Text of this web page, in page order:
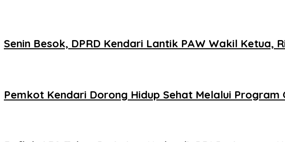
Senin Besok, DPRD Kendari Lantik PAW Wakil Ketua,
Pemkot Kendari Dorong Hidup Sehat Melalui